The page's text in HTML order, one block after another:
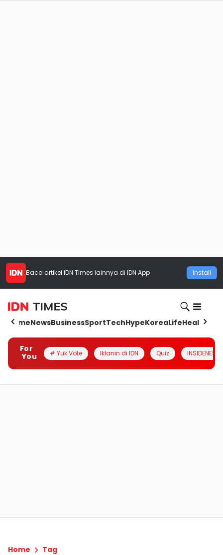
Baca artikel IDN Times lainnya di IDN App Install
HomeNewsBusinessSportTechHypeKoreaLifeHealth
For
You
# Yuk Vote Iklanin di IDN Quiz INSIDENESIA
Home Tag